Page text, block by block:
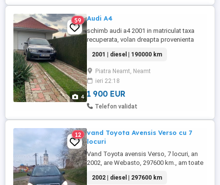
4
59 Audi A4
schimb audi a4 2001 in matriculat taxa
recuperata, volan dreapta provenienta
2005 plus diferenta, data fabricatiei:
11/2001, kilometraj: 240000, putere
maxima: 131 CP, tip de combustibil: Diesel,
consum: 5.00, norma euro: euro 3, emisii
CO2: 153 g/km, numar ...
2001 | diesel | 190000 km
Piatra Neamt, Neamt
ieri 22:18
1 900 EUR
Telefon validat
12
vand Toyota Avensis Verso cu 7
locuri
Vand Toyota avensis Verso, 7 locuri, an
2002, are Webasto, 297600 km., am toate
JTEGG22B600010659, ITP valabil pina in
2002 | diesel | 297600 km